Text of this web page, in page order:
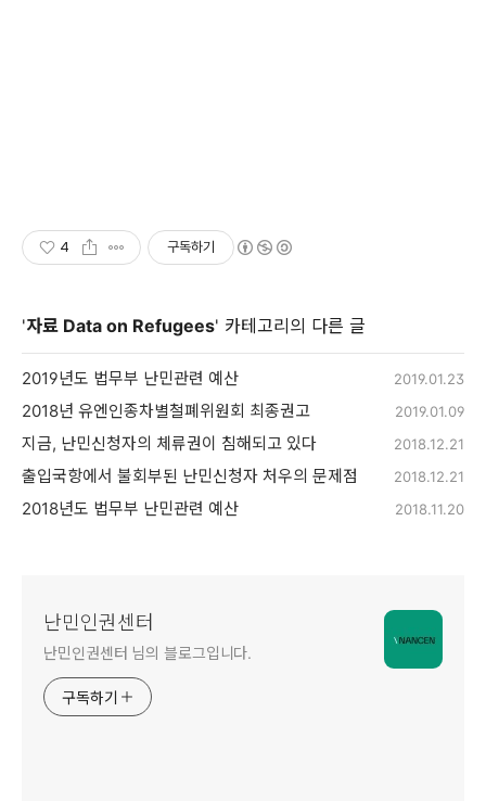
4 구독하기
'자료 Data on Refugees' 카테고리의 다른 글
2019년도 법무부 난민관련 예산 2019.01.23
2018년 유엔인종차별철폐위원회 최종권고 2019.01.09
지금, 난민신청자의 체류권이 침해되고 있다 2018.12.21
출입국항에서 불회부된 난민신청자 처우의 문제점 2018.12.21
2018년도 법무부 난민관련 예산 2018.11.20
난민인권센터
난민인권센터 님의 블로그입니다.
구독하기